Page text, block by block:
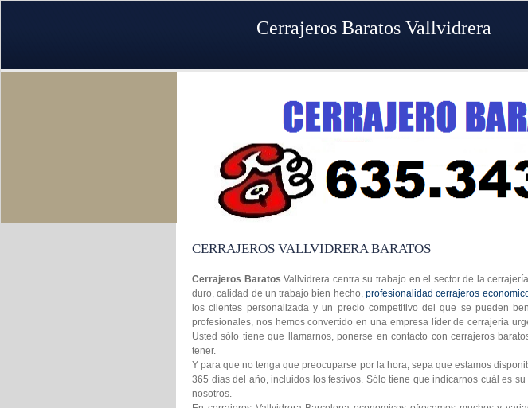
CERRAJEROS VALLVIDRERA BARATOS
Cerrajeros BaratosVallvidrera centra su trabajo en el sector de la
duro, calidad de un trabajo bien hecho, profesionalidad cerrajeros
los clientes personalizada y un precio competitivo del que se pueden
profesionales, nos hemos convertido en una empresa líder de cerrajeria
Usted sólo tiene que llamarnos, ponerse en contacto con cerrajeros
tener.
Y para que no tenga que preocuparse por la hora, sepa que estamos
365 días del año, incluidos los festivos. Sólo tiene que indicarnos cuál es
nosotros.
Cerrajeros Baratos Vallvidrera